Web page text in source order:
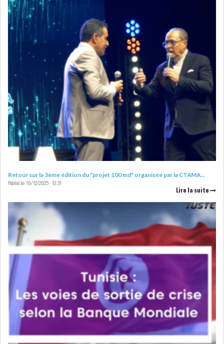
CHIMIE
DISTRIBUTION
AUTOMOBILE
FINANCIER IMMOBILIER
HOLDING INDUSTRIEL
AGRO-ALIMENTAIRE DIVERS
L’ATB RENFORCE SON
OFFICE PLAST : UNE LEVÉE DE
FONDS AU SER...
OFFICEPLAST : YASSINE ABID
ANIMERA UNE C...
ENNAKL LÈVE 60 MD SUR LE
MARCHÉ OBLIGATA...
Retour sur la 3ème édition du "projet 100 md" organisée par la CTAMA...
Publié le:10/12/2025 - 12:31
Lire la suite